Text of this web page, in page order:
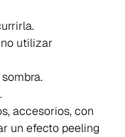
utilizar
accesorios, con
un efecto peeling